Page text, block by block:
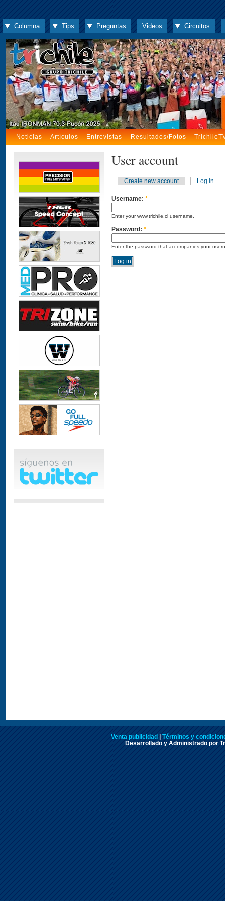
Columna Tips Preguntas Videos Circuitos
Noticias Artículos Entrevistas Resultados/Fotos
User account
Create new account Log in
Username: *
Enter your www.trichile.cl username.
Password: *
Enter the password that accompanies your
Venta publicidad
Términos y
Desarrollado y Administrado por